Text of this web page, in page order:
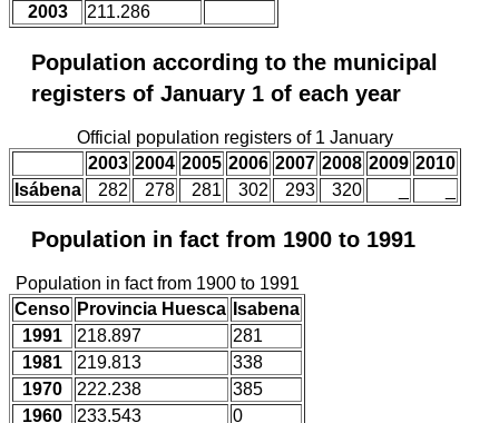
2003
211.286
Population according to the municipal
registers of January 1 of each year
Official population registers of 1 January
2003 2004 2005 2006 2007 2008 2009 2010
Isábena
282 278 281 302 293 320
Population in fact from 1900 to 1991
Population in fact from 1900 to 1991
Censo Provincia Huesca Isabena
1991
218.897
281
1981
219.813
338
1970
222.238
385
1960
233.543
0